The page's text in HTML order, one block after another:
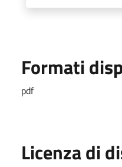
Formati
pdf
Licenza di